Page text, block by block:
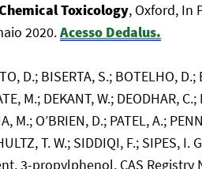
Toxicology, Oxford, In
2020.Acesso Dedalus.
D.; BISERTA, S.; BOTELHO,
M.; DEKANT, W.; DEODHAR,
M.; O’BRIEN, D.; PATEL, A.;
T. W.; SIDDIQI, F.; SIPES,
3-propylphenol, CAS Registry